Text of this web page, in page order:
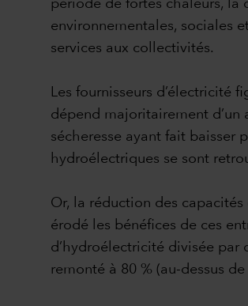
période de fortes chaleurs, la
environnementales, sociales
services aux collectivités.
Les fournisseurs d’électricité
dépend majoritairement d’un
sécheresse ayant fait baisser
hydroélectriques se sont
Or, la réduction des
érodé les bénéfices de ces
d’hydroélectricité divisée par
remonté à 80 % (au-dessus